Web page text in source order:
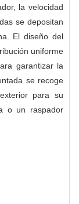
la velocidad
se depositan
El diseño del
uniforme
garantizar la
se recoge
para su
o un raspador